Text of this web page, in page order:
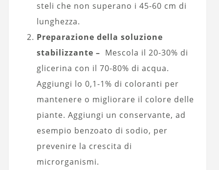
steli che non superano i 45-60 cm di
lunghezza.
Preparazione della soluzione
stabilizzante – Mescola il 20-30% di
glicerina con il 70-80% di acqua.
Aggiungi lo 0,1-1% di coloranti per
mantenere o migliorare il colore delle
piante. Aggiungi un conservante, ad
esempio benzoato di sodio, per
prevenire la crescita di
microrganismi.